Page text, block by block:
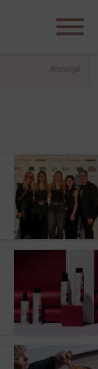
Anzeige